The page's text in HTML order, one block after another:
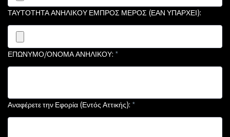
ΤΑΥΤΟΤΗΤΑ ΑΝΗΛΙΚΟΥ ΕΜΠΡΟΣ ΜΕΡΟΣ (ΕΑΝ ΥΠΑΡΧΕΙ):
ΕΠΩΝΥΜΟ/ΟΝΟΜΑ ΑΝΗΛΙΚΟΥ: *
Αναφέρετε την Εφορία (Εντός Αττικής): *